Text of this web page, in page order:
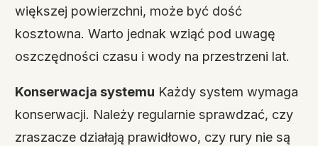
większej powierzchni, może być dość
kosztowna. Warto jednak wziąć pod uwagę
oszczędności czasu i wody na przestrzeni lat.
Konserwacja systemu Każdy system wymaga
konserwacji. Należy regularnie sprawdzać, czy
zraszacze działają prawidłowo, czy rury nie są